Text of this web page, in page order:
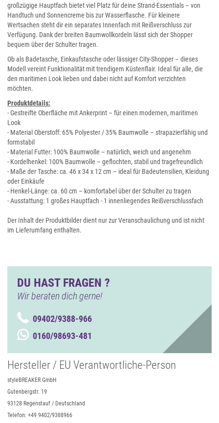
großzügige Hauptfach bietet viel Platz für deine Strand-Essentials – von
Handtuch und Sonnencreme bis zur Wasserflasche. Für kleinere
Wertsachen steht dir ein separates Innenfach mit Reißverschluss zur
Verfügung. Dank der breiten Baumwollkordeln lässt sich der Shopper
bequem über der Schulter tragen.
Ob als Badetasche, Einkaufstasche oder lässiger City-Shopper – dieses
Modell vereint Funktionalität mit trendigem Küstenflair. Ideal für alle, die
den maritimen Look lieben und dabei nicht auf Komfort verzichten
möchten.
Produktdetails:
- Gestreifte Oberfläche mit Ankerprint – für einen modernen, maritimen
Look
- Material Oberstoff: 65% Polyester / 35% Baumwolle – strapazierfähig und
formstabil
- Material Futter: 100% Baumwolle – natürlich, weich und angenehm
- Kordelhenkel: 100% Baumwolle – geflochten, stabil und tragefreundlich
- Maße der Tasche: ca. 46 x 34 x 12 cm – ideal für Badeutensilien, Kleidung
oder Einkäufe
- Henkel-Länge: ca. 60 cm – komfortabel über der Schulter zu tragen
- Ausstattung: 1 großes Hauptfach - 1 innenliegendes Reißverschlussfach
Der Inhalt der Produktbilder dient nur zur Veranschaulichung und ist nicht
im Lieferumfang enthalten.
DU HAST FRAGEN ?
Wir beraten dich gerne!
09402/9388-966
0160/98693-481
Hersteller / EU Verantwortliche-Person
styleBREAKER GmbH
Gutenbergstr. 19
93128 Regenstauf / Deutschland
Telefon: +49 9402/9388966